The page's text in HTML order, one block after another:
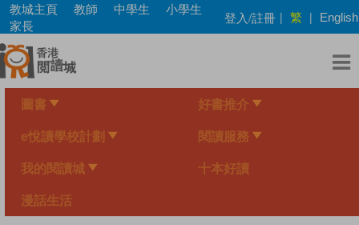
Skip
main
content
教城主頁 教師 中學生
小學生
家長
登入/註冊 | 繁 | English
圖書 好書推介
e悅讀學校計劃 閱讀服務
我的閱讀城 十本好讀
漫話生活